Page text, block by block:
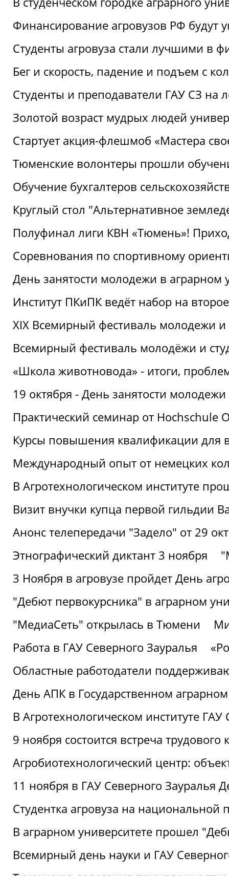
Финансирование агровузов РФ будут
Студенты агровуза стали лучшими в
Бег и скорость, падение и подъем с
Студенты и преподаватели ГАУ СЗ
Золотой возраст мудрых людей
Стартует акция-флешмоб «Мастера
Тюменские волонтеры прошли
Обучение бухгалтеров
Круглый стол "Альтернативное
Полуфинал лиги КВН «Тюмень»!
Соревнования по спортивному
День занятости молодежи в аграрном
Институт ПКиПК ведёт набор на
XIX Всемирный фестиваль молодежи
Всемирный фестиваль молодёжи и
«Школа животновода» - итоги,
19 октября - День занятости молодежи
Практический семинар от Hochschule
Курсы повышения квалификации для
Международный опыт от немецких
В Агротехнологическом институте
Визит внучки купца первой гильдии
Анонс телепередачи "Задело" от 29
Этнографический диктант 3 ноября
3 Ноября в агровузе пройдет День
"Дебют первокурсника" в аграрном
"МедиаСеть" открылась в Тюмени
Работа в ГАУ Северного Зауралья
Областные работодатели
День АПК в Государственном
В Агротехнологическом институте
9 ноября состоится встреча трудового
Агробиотехнологический центр:
11 ноября в ГАУ Северного Зауралья
Студентка агровуза на национальной
В аграрном университете прошел
Всемирный день науки и ГАУ